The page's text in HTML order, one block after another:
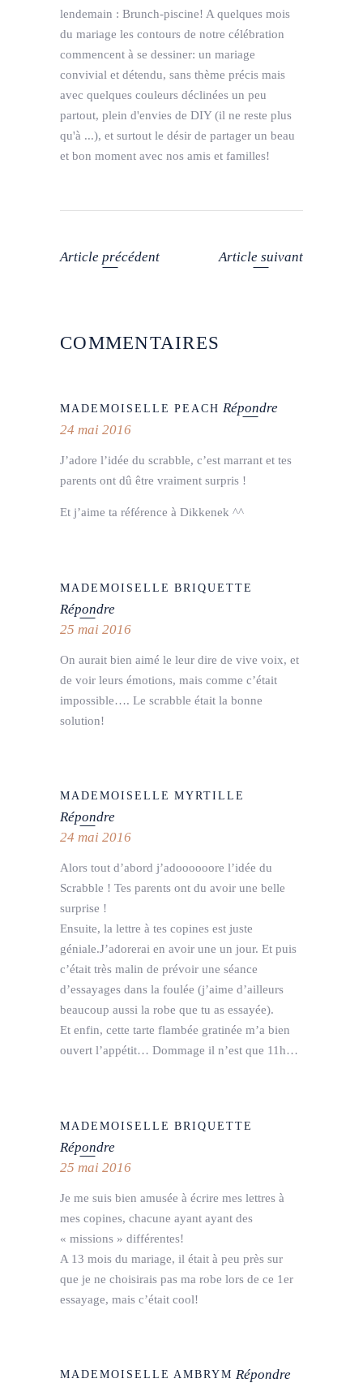
lendemain : Brunch-piscine! A quelques mois
du mariage les contours de notre célébration
commencent à se dessiner: un mariage
convivial et détendu, sans thème précis mais
avec quelques couleurs déclinées un peu
partout, plein d'envies de DIY (il ne reste plus
qu'à ...), et surtout le désir de partager un beau
et bon moment avec nos amis et familles!
Article précédent Article suivant
COMMENTAIRES
MADEMOISELLE PEACH Répondre
24 mai 2016
J’adore l’idée du scrabble, c’est marrant et tes
parents ont dû être vraiment surpris !
Et j’aime ta référence à Dikkenek ^^
MADEMOISELLE BRIQUETTE
Répondre
25 mai 2016
On aurait bien aimé le leur dire de vive voix, et
de voir leurs émotions, mais comme c’était
impossible…. Le scrabble était la bonne
solution!
MADEMOISELLE MYRTILLE
Répondre
24 mai 2016
Alors tout d’abord j’adoooooore l’idée du
Scrabble ! Tes parents ont du avoir une belle
surprise !
Ensuite, la lettre à tes copines est juste
géniale.J’adorerai en avoir une un jour. Et puis
c’était très malin de prévoir une séance
d’essayages dans la foulée (j’aime d’ailleurs
beaucoup aussi la robe que tu as essayée).
Et enfin, cette tarte flambée gratinée m’a bien
ouvert l’appétit… Dommage il n’est que 11h…
MADEMOISELLE BRIQUETTE
Répondre
25 mai 2016
Je me suis bien amusée à écrire mes lettres à
mes copines, chacune ayant ayant des
« missions » différentes!
A 13 mois du mariage, il était à peu près sur
que je ne choisirais pas ma robe lors de ce 1er
essayage, mais c’était cool!
MADEMOISELLE AMBRYM Répondre